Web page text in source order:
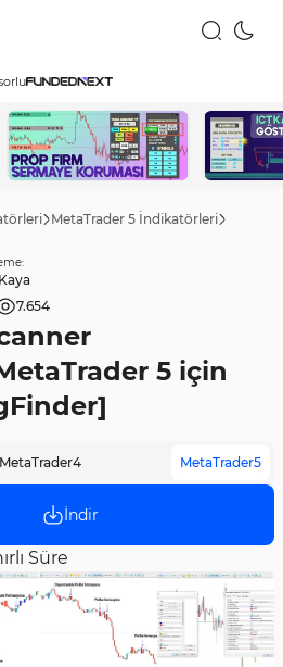
MetaTrader 5 İndikatörleri
7.654
5 için
MetaTrader4 MetaTrader5
İndir
Süre